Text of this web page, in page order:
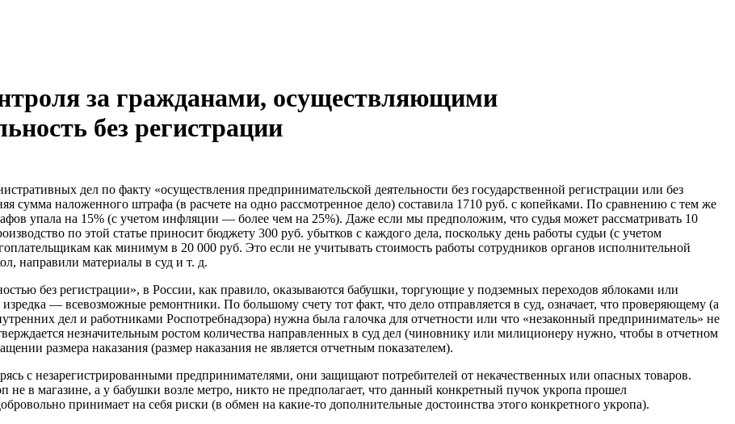
за гражданами, осуществляющими
без регистрации
дел по факту «осуществления предпринимательской деятельности без государственной регистрации или без
сумма наложенного штрафа (в расчете на одно рассмотренное дело) составила 1710 руб. с копейками. По сравнению с тем же
упала на 15% (с учетом инфляции — более чем на 25%). Даже если мы предположим, что судья может рассматривать 10
по этой статье приносит бюджету 300 руб. убытков с каждого дела, поскольку день работы судьи (с учетом
как минимум в 20 000 руб. Это если не учитывать стоимость работы сотрудников органов исполнительной
направили материалы в суд и т. д.
без регистрации», в России, как правило, оказываются бабушки, торгующие у подземных переходов яблоками или
— всевозможные ремонтники. По большому счету тот факт, что дело отправляется в суд, означает, что проверяющему (а
дел и работниками Роспотребнадзора) нужна была галочка для отчетности или что «незаконный предприниматель» не
незначительным ростом количества направленных в суд дел (чиновнику или милиционеру нужно, чтобы в отчетном
размера наказания (размер наказания не является отчетным показателем).
с незарегистрированными предпринимателями, они защищают потребителей от некачественных или опасных товаров.
не в магазине, а у бабушки возле метро, никто не предполагает, что данный конкретный пучок укропа прошел
принимает на себя риски (в обмен на какие-то дополнительные достоинства этого конкретного укропа).